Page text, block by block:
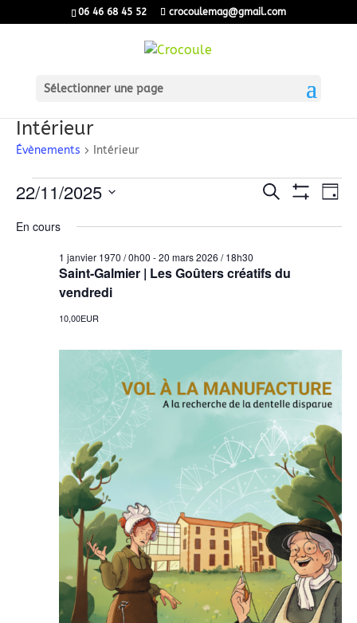
06 46 68 45 52 crocoulemag@gmail.com
Sélectionner une page
Intérieur
Évènements Intérieur
Évènements
for
novembre
2025
de
Recherche
Filtres
Jour
22/11/2025
une
En cours
Saint-Galmier | Les Goûters créatifs du
vendredi
1 janvier 1970 / 0h00 -20 mars 2026 / 18h30
10,00EUR